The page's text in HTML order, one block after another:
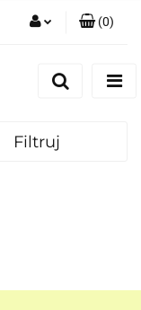
cookies
(0)
Filtruj